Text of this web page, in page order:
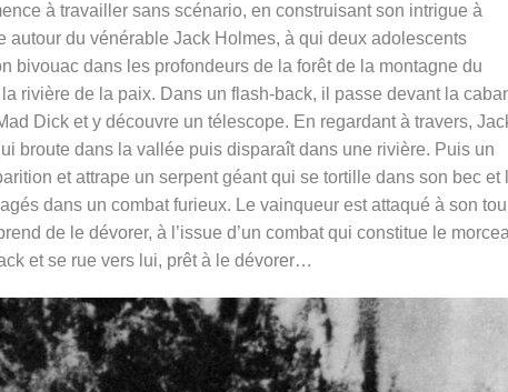
à travailler sans scénario, en construisant son intrigue à
autour du vénérable Jack Holmes, à qui deux adolescents
bivouac dans les profondeurs de la forêt de la montagne du
rivière de la paix. Dans un flash-back, il passe devant la
Dick et y découvre un télescope. En regardant à travers,
broute dans la vallée puis disparaît dans une rivière. Puis un
et attrape un serpent géant qui se tortille dans son bec et
dans un combat furieux. Le vainqueur est attaqué à son
de le dévorer, à l’issue d’un combat qui constitue le
et se rue vers lui, prêt à le dévorer…